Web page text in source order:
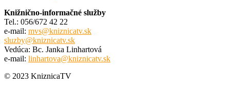
Knižnično-informačné služby
Tel.: 056/672 42 22
e-mail: mvs@kniznicatv.sk
sluzby@kniznicatv.sk
Vedúca: Bc. Janka Linhartová
e-mail: linhartova@kniznicatv.sk
© 2023 KniznicaTV